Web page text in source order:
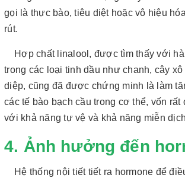
gọi là thực bào, tiêu diệt hoặc vô hiệu
rút.
Hợp chất linalool, được tìm thấy với
trong các loại tinh dầu như chanh, cây
diệp, cũng đã được chứng minh là làm
các tế bào bạch cầu trong cơ thể, vốn rất
với khả năng tự vệ và khả năng miễn
4. Ảnh hưởng đến
Hệ thống nội tiết tiết ra hormone để